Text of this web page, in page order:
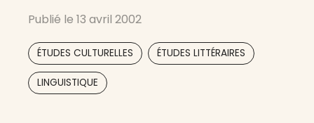
aussi des articles en anglais, allemand,
espagnol, arabe. Les
Publié le 13 avril 2002
ÉTUDES CULTURELLES ÉTUDES LITTÉRAIRES
LINGUISTIQUE